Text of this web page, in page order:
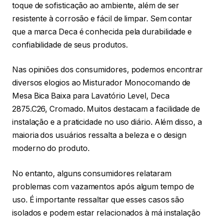
toque de sofisticação ao ambiente, além de ser
resistente à corrosão e fácil de limpar. Sem contar
que a marca Deca é conhecida pela durabilidade e
confiabilidade de seus produtos.
Nas opiniões dos consumidores, podemos encontrar
diversos elogios ao Misturador Monocomando de
Mesa Bica Baixa para Lavatório Level, Deca
2875.C26, Cromado. Muitos destacam a facilidade de
instalação e a praticidade no uso diário. Além disso, a
maioria dos usuários ressalta a beleza e o design
moderno do produto.
No entanto, alguns consumidores relataram
problemas com vazamentos após algum tempo de
uso. É importante ressaltar que esses casos são
isolados e podem estar relacionados à má instalação